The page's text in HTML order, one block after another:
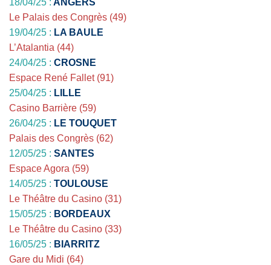
Le Palais des Congrès (49)
19/04/25 : LA BAULE
L’Atalantia (44)
24/04/25 : CROSNE
Espace René Fallet (91)
25/04/25 : LILLE
Casino Barrière (59)
26/04/25 : LE TOUQUET
Palais des Congrès (62)
12/05/25 : SANTES
Espace Agora (59)
14/05/25 : TOULOUSE
Le Théâtre du Casino (31)
15/05/25 : BORDEAUX
Le Théâtre du Casino (33)
16/05/25 : BIARRITZ
Gare du Midi (64)